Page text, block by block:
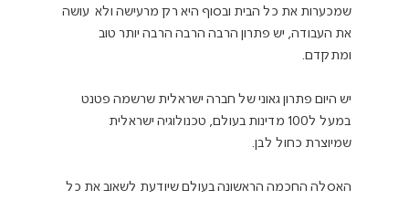
שמכערות את כל הבית ובסוף היא רק מרעישה ולא  עושה
את העבודה, יש פתרון הרבה הרבה הרבה יותר טוב
ומתקדם.
יש היום פתרון גאוני של חברה ישראלית שרשמה פטנט
במעל ל100 מדינות בעולם, טכנולוגיה ישראלית
שמיוצרת כחול לבן.
האסלה החכמה הראשונה בעולם שיודעת לשאוב את כל